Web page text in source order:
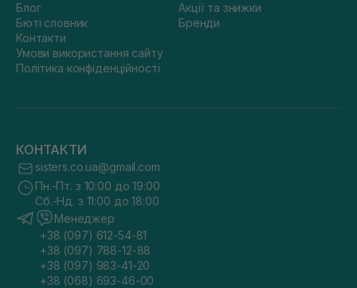
Блог
Бюті словник
Контакти
Умови використання сайту
Політика конфіденційності
Акції та знижки
Бренди
КОНТАКТИ
sisters.co.ua@gmail.com
Пн.-Пт. з 10:00 до 19:00
Сб.-Нд. з 11:00 до 18:00
Менеджер
+38 (097) 612-54-81
+38 (097) 788-12-88
+38 (097) 983-41-20
+38 (068) 693-46-00